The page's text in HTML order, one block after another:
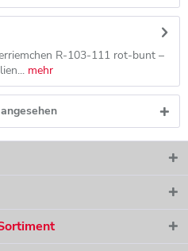
R-103-111 rot-bunt –
mehr